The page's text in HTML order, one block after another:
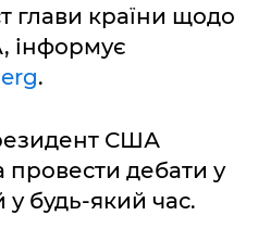
глави країни щодо
інформує
.
США
дебати у
у будь-який час.